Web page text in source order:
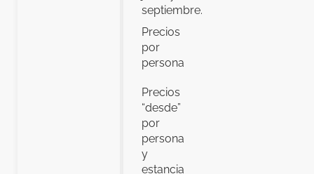
septiembre.
Precios
por
persona
Precios
“desde”
por
persona
y
estancia